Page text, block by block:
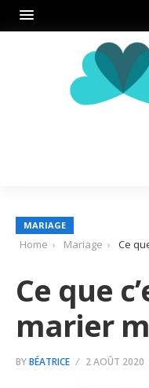
MARIAGE
Home Mariage Ce
Ce que
marier
BYBÉATRICE 2 AOÛT 2020